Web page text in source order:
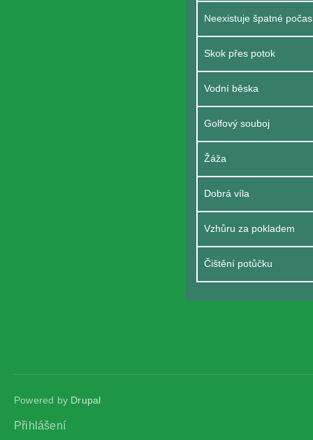
Neexistuje špatné
Skok přes potok
Vodní běska
Golfový souboj
Žáža
Dobrá víla
Vzhůru za pokladem
Čištění potůčku
Powered by Drupal
Přihlášení